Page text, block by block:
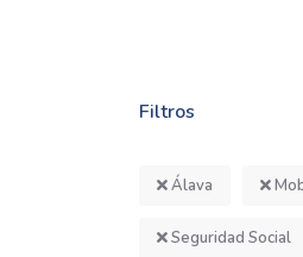
Filtros
Álava
Seguridad Social